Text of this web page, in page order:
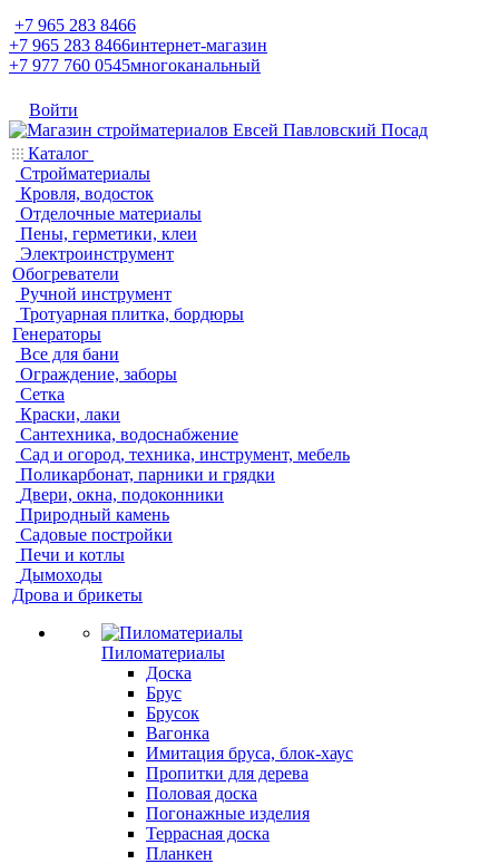
+7 965 283 8466
+7 965 283 8466интернет-магазин
+7 977 760 0545многоканальный
Войти
Каталог
Стройматериалы
Кровля, водосток
Отделочные материалы
Пены, герметики, клеи
Электроинструмент
Обогреватели
Ручной инструмент
Тротуарная плитка, бордюры
Генераторы
Все для бани
Ограждение, заборы
Сетка
Краски, лаки
Сантехника, водоснабжение
Сад и огород, техника, инструмент, мебель
Поликарбонат, парники и грядки
Двери, окна, подоконники
Природный камень
Садовые постройки
Печи и котлы
Дымоходы
Дрова и брикеты
Пиломатериалы
Доска
Брус
Брусок
Вагонка
Имитация бруса, блок-хаус
Пропитки для дерева
Половая доска
Погонажные изделия
Террасная доска
Планкен